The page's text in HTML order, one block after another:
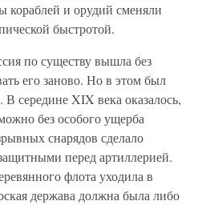
и орудий сменяли
быстротой.
по существу вышла без
его заново. Но в этом был
середине XIX века оказалось,
без особого ущерба
снарядов сделало
перед артиллерией.
флота уходила в
держава должна была либо